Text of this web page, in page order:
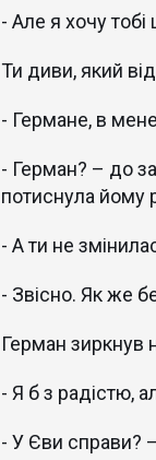
- Але я хочу
Ти диви, який
- Германе, в
- Герман? – до
потиснула йому
- А ти не
- Звісно. Як же
Герман зиркнув
- Я б з радістю,
- У Єви справи?